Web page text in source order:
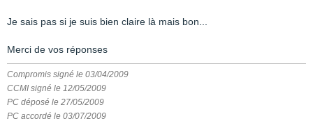
Je sais pas si je suis bien claire là mais bon...
Merci de vos réponses
Compromis signé le 03/04/2009
CCMI signé le 12/05/2009
PC déposé le 27/05/2009
PC accordé le 03/07/2009